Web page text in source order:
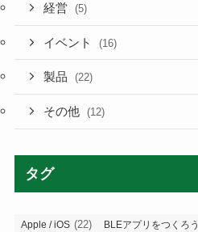
経営 (5)
イベント (16)
製品 (22)
その他 (12)
タグ
Apple / iOS (22) BLEアプリをつくろう